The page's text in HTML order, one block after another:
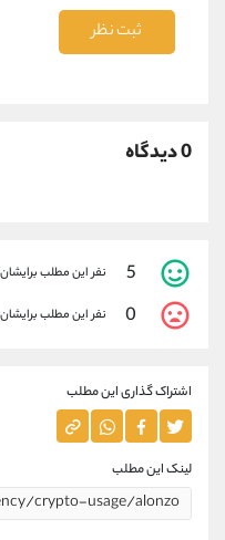
ثبت نظر
0 دیدگاه
5 نفر این مطلب
0 نفر این مطلب
اشتراک گذاری این مطلب
لینک این مطلب